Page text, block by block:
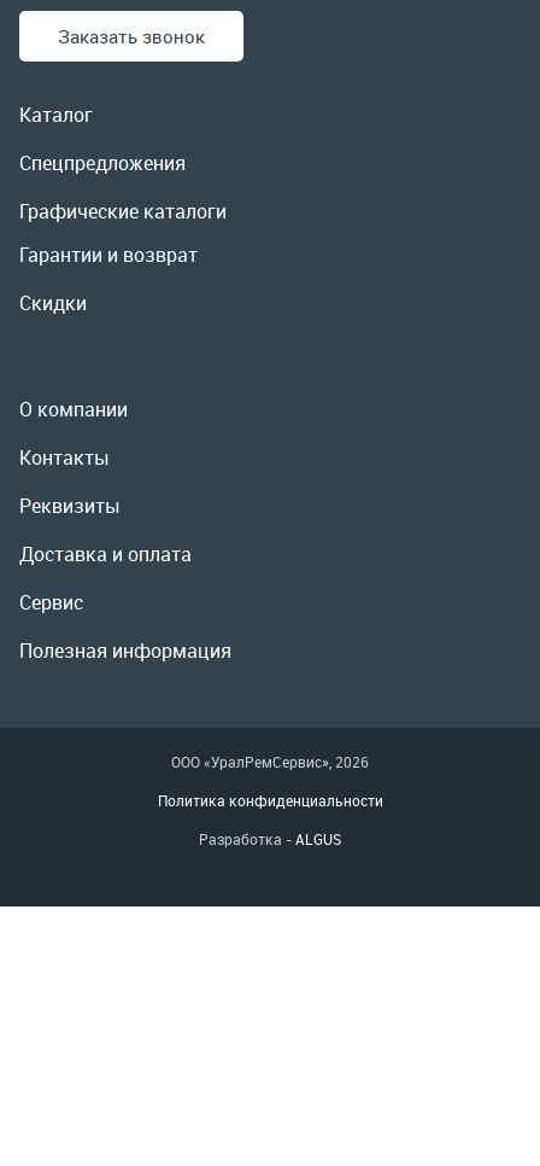
Гарантии и возврат
Полезная информация